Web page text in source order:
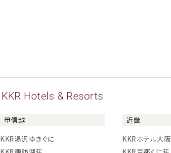
KKR Hotels & Resorts
甲信越
KKR湯沢ゆきぐに
近畿
KKRホテル大阪